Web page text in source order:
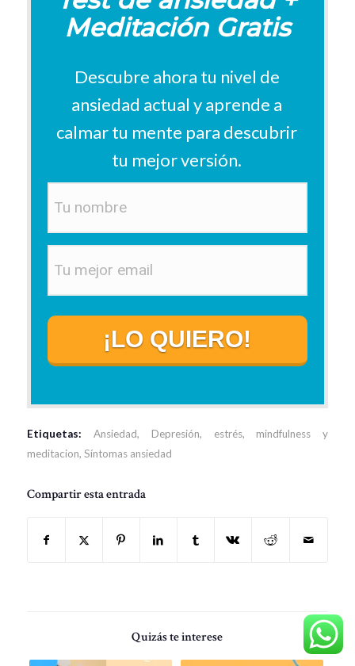
Meditación Gratis
Descubre ahora tu nivel de
ansiedad actual y aprende a
calmar tu mente para descubrir
tu mejor versión.
¡LO QUIERO!
Etiquetas: Ansiedad, Depresión, estrés, mindfulness y
meditacion, Síntomas ansiedad
Compartir esta entrada
Quizás te interese